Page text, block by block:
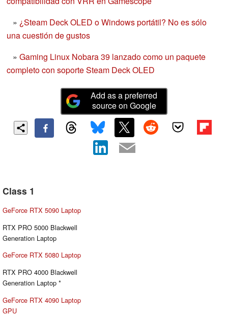
» ¿Steam Deck OLED o Windows portátil? No es sólo
una cuestión de gustos
» Gaming Linux Nobara 39 lanzado como un paquete
completo con soporte Steam Deck OLED
Add as a preferred
source on Google
Class 1
GeForce RTX 5090 Laptop
RTX PRO 5000 Blackwell
Generation Laptop
GeForce RTX 5080 Laptop
RTX PRO 4000 Blackwell
Generation Laptop *
GeForce RTX 4090 Laptop
GPU